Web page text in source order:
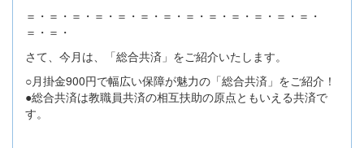
＝・＝・＝・＝・＝・＝・＝・＝・＝・＝・＝・＝・＝・
＝・＝・
さて、今月は、「総合共済」をご紹介いたします。
○月掛金900円で幅広い保障が魅力の「総合共済」をご紹介！
●総合共済は教職員共済の相互扶助の原点ともいえる共済で
す。